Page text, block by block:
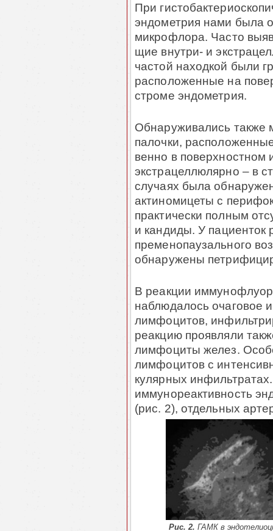
При
эндометрия нами была
микрофлора. Часто
щие внутри- и
частой находкой были
расположенные на
строме эндометрия.
Обнаруживались также
палочки,
вен­но в поверхностном
экстрацеллюлярно – в
случаях была
актиномицеты с
практически полным
и кандиды. У пациенток
пременопаузального
обнаружены
В реакции
наблюдалось очаговое
лимфоцитов,
реакцию проявляли
лимфоциты желез.
лимфоцитов с
кулярных
иммунореактивность
(рис. 2), отдельных
Рис. 2. ГАМК в